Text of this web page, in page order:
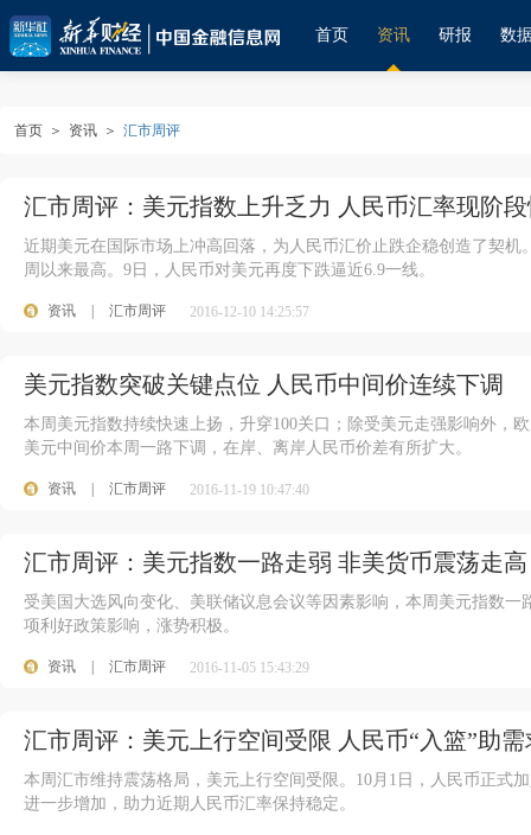
首页 资讯 研报 数
首页 ＞ 资讯 ＞ 汇市周评
汇市周评：美元指数上升乏力 人民币汇率现阶
近期美元在国际市场上冲高回落，为人民币汇价止跌企稳创造了契机
周以来最高。9日，人民币对美元再度下跌逼近6.9一线。
资讯 汇市周评 2016-12-10 14:25:57
美元指数突破关键点位 人民币中间价连续下调
本周美元指数持续快速上扬，升穿100关口；除受美元走强影响外，
美元中间价本周一路下调，在岸、离岸人民币价差有所扩大。
资讯 汇市周评 2016-11-19 10:47:40
汇市周评：美元指数一路走弱 非美货币震荡走高
受美国大选风向变化、美联储议息会议等因素影响，本周美元指数
项利好政策影响，涨势积极。
资讯 汇市周评 2016-11-05 15:43:29
汇市周评：美元上行空间受限 人民币“入篮”助
本周汇市维持震荡格局，美元上行空间受限。10月1日，人民币正式
进一步增加，助力近期人民币汇率保持稳定。